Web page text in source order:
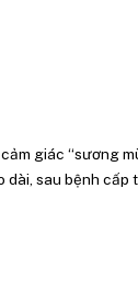
giác “sương
dài, sau bệnh cấp